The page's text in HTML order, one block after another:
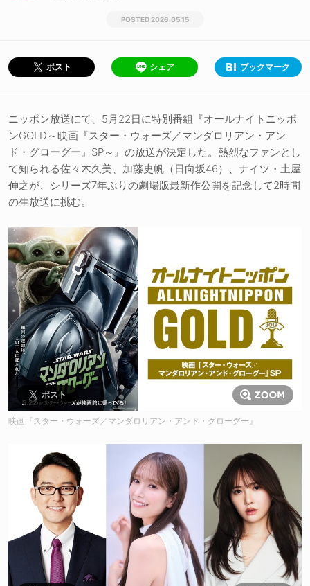
2026.05.15
ポスト シェア ブックマーク
ニッポン放送にて、5月22日に特別番組『オールナイトニッポ
ンGOLD～映画『スター・ウォーズ／マンダロリアン・アン
ド・グローグー』SP～』の放送が決定した。熱烈なファンとし
て知られる佐々木久美、加藤史帆（日向坂46）、ナイツ・土屋
伸之が、シリーズ7年ぶりの劇場版最新作公開を記念して2時間
の生放送に挑む。
ポスト
映画『スター・ウォーズ／マンダロリアン・アンド・グローグー』